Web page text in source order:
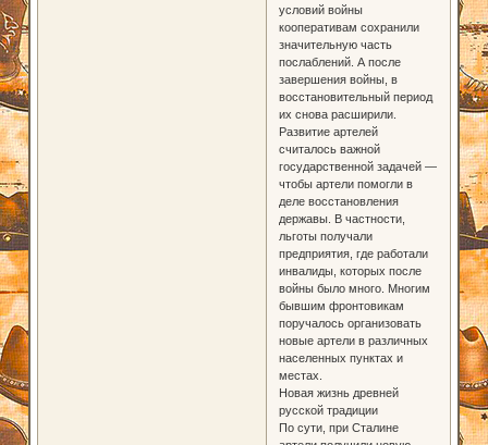
условий войны
кооперативам сохранили
значительную часть
послаблений. А после
завершения войны, в
восстановительный период
их снова расширили.
Развитие артелей
считалось важной
государственной задачей —
чтобы артели помогли в
деле восстановления
державы. В частности,
льготы получали
предприятия, где работали
инвалиды, которых после
войны было много. Многим
бывшим фронтовикам
поручалось организовать
новые артели в различных
населенных пунктах и
местах.
Новая жизнь древней
русской традиции
По сути, при Сталине